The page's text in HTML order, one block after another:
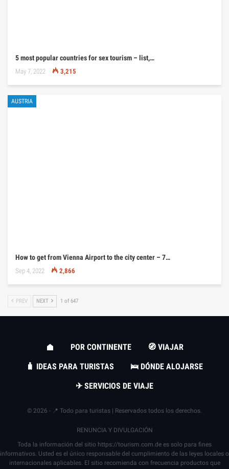
5 most popular countries for sex tourism – list,…
May 7, 2022 3,215
AUSTRIA
How to get from Vienna Airport to the city center – 7…
Sep 4, 2022 2,866
PREV NEXT 1 of 647
POR CONTINENTE
🧭 VIAJAR
🧳 IDEAS PARA TURISTAS
🛌 DÓNDE ALOJARSE
✈ SERVICIOS DE VIAJE
© 2026 - 📍 Todo para turistas | Reservados todos los derechos.
RENUNCIA Y DIVULGACIÓN
Toda la información del sitio https://tourism.com.de es solo para fines
informativos. Usted es el único responsable del cumplimiento de las leyes locales o
internacionales aplicables. El sitio recomienda con frecuencia productos que